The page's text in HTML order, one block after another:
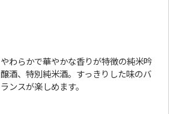
やわらかで華やかな香りが特徴の純米吟
醸酒、特別純米酒。すっきりした味のバ
ランスが楽しめます。